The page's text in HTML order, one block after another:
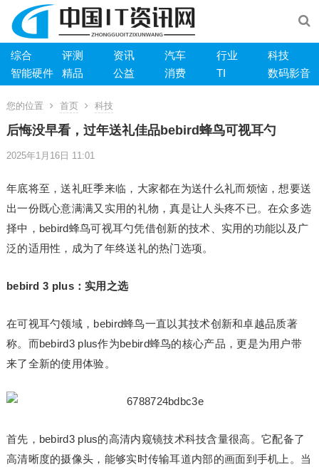
综合 评测 资讯 汽车 行业
科技
智能硬件
精品 公益 消费 TI 数码影音
您的位置 首页 科技
后悔没早看，过年送礼佳品bebird蜂鸟可视耳勺
2025年1月16日 11:01
年底将至，送礼旺季来临，大家都在为送什么礼而烦恼，想要送
出一份既心意满满又实用的礼物，真是让人头疼不已。在众多选
择中，bebird蜂鸟可视耳勺凭借创新的技术、实用的功能以及广
泛的适用性，成为了年终送礼的热门选项。
bebird 3 plus：实用之选
在可视耳勺领域，bebird蜂鸟一直以其技术创新和卓越品质著
称。而bebird3 plus作为bebird蜂鸟的核心产品，更是为用户带
来了全新的使用体验。
首先，bebird3 plus的高清内窥镜技术科技含量很高。它配备了
高清晰度的摄像头，能够实时传输耳道内部的画面到手机上。当